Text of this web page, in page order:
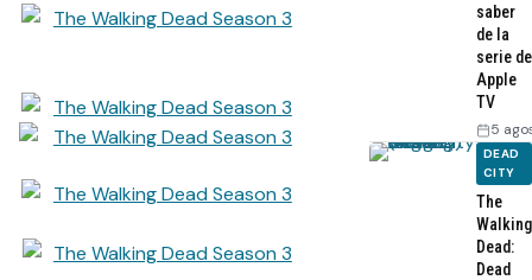
saber
de la
serie de
Apple
TV
5
DEAD
CITY
The
Walking
Dead:
Dead